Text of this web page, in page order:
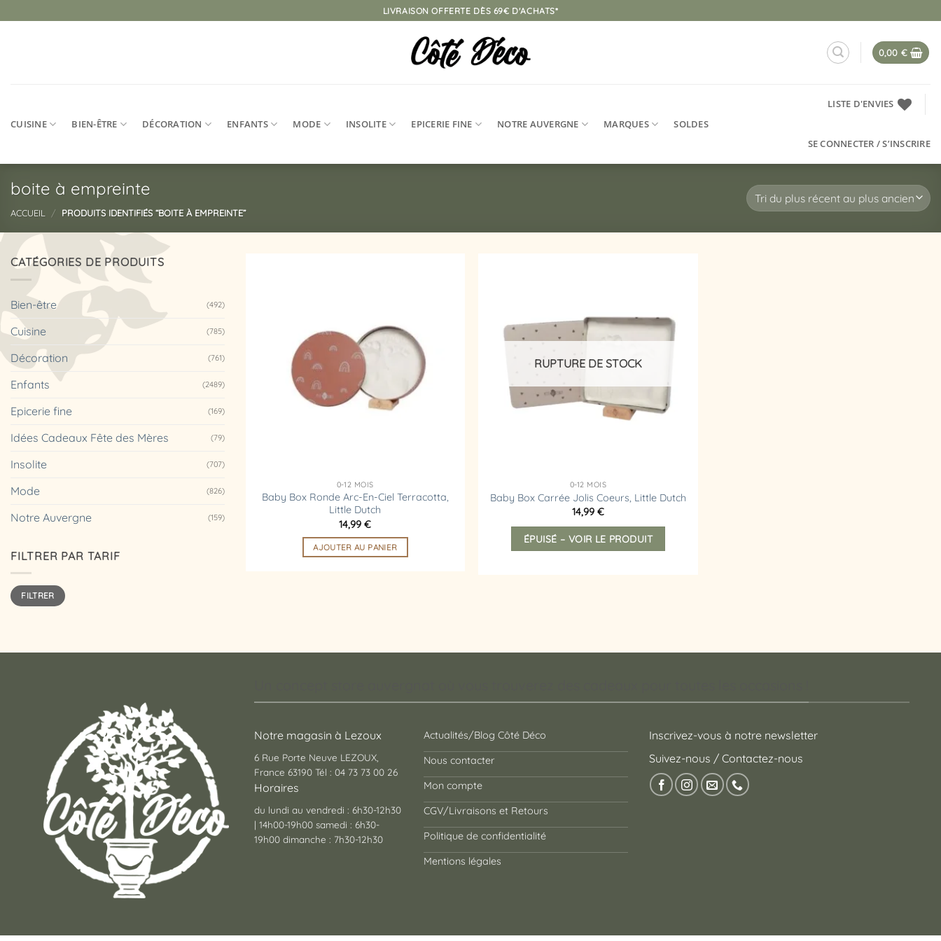
au
LIVRAISON OFFERTE DÈS 69€ D'ACHATS*
0,00 €
CUISINE BIEN-ÊTRE DÉCORATION ENFANTS MODE INSOLITE EPICERIE FINE NOTRE AUVERGNE MARQUES SOLDES
LISTE D'ENVIES
SE CONNECTER / S’INSCRIRE
boite à empreinte
ACCUEIL / PRODUITS IDENTIFIÉS “BOITE À EMPREINTE”
CATÉGORIES DE PRODUITS
Bien-être (492)
Cuisine (785)
Décoration (761)
Enfants (2489)
Epicerie fine (169)
Idées Cadeaux Fête des Mères (79)
Insolite (707)
Mode (826)
Notre Auvergne (159)
FILTRER PAR TARIF
Prix
min
Prix
maxFILTRER
0-12 MOIS
Baby Box Ronde Arc-En-Ciel Terracotta,
Little Dutch
14,99€
AJOUTER AU PANIER
d’envies
RUPTURE DE STOCK
0-12 MOIS
Baby Box Carrée Jolis Coeurs, Little Dutch
14,99 €
ÉPUISÉ – VOIR LE PRODUIT
Notre magasin à Lezoux
6 Rue Porte Neuve LEZOUX,
France 63190 Tél : 04 73 73 00 26
Horaires
du lundi au vendredi : 6h30-12h30
| 14h00-19h00 samedi : 6h30-
19h00 dimanche : 7h30-12h30
Actualités/Blog Côté Déco
Nous contacter
Mon compte
CGV/Livraisons et Retours
Politique de confidentialité
Mentions légales
Inscrivez-vous à notre newsletter
Suivez-nous / Contactez-nous